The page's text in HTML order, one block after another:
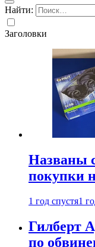
Найти:
Заголовки
Названы
покупки
1 год спустя1
Гилберт
по